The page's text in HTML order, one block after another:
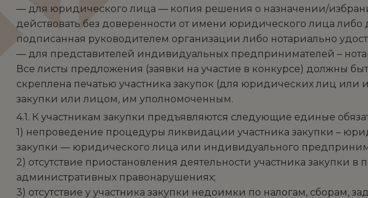
— для юридического лица — копия решения о назначении/
действовать без доверенности от имени юридического лица
подписанная руководителем организации либо нотариально
— для представителей индивидуальных предпринимателей –
Все листы предложения (заявки на участие в конкурсе) должны
скреплена печатью участника закупок (для юридических лиц
закупки или лицом, им уполномоченным.
4.1. К участникам закупки предъявляются следующие единые
1) непроведение процедуры ликвидации участника закупки –
закупки — юридического лица или индивидуального
2) отсутствие приостановления деятельности участника
административных правонарушениях;
3) отсутствие у участника закупки недоимки по налогам,